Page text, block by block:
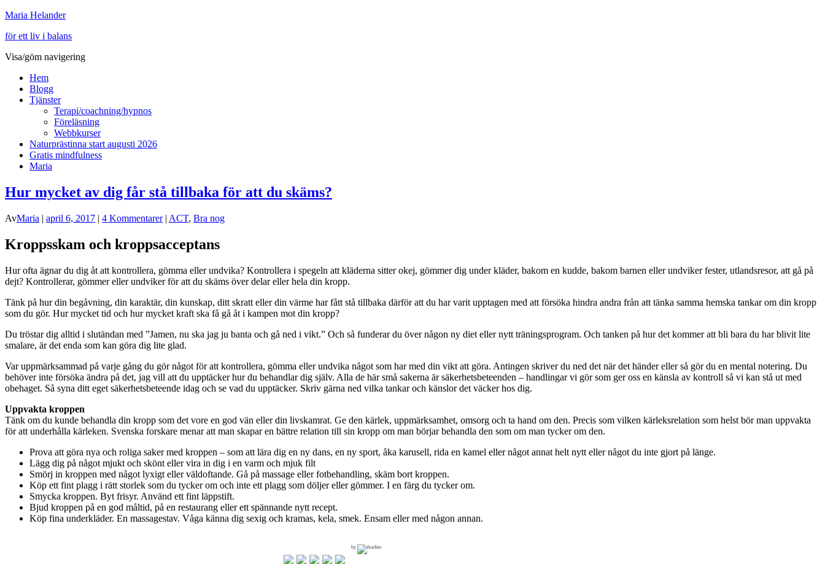
Maria Helander
för ett liv i balans
Visa/göm navigering
Hem
Blogg
Tjänster
Terapi/coachning/hypnos
Föreläsning
Webbkurser
Naturprästinna start augusti 2026
Gratis mindfulness
Maria
Hur mycket av dig får stå tillbaka för att du skäms?
AvMaria | april 6, 2017 | 4 Kommentarer| ACT, Bra nog
Kroppsskam och kroppsacceptans
Hur ofta ägnar du dig åt att kontrollera, gömma eller undvika? Kontrollera i spegeln att kläderna sitter okej, gömmer dig under kläder, bakom en kudde, bakom barnen eller undviker fester, utlandsresor, att gå på
dejt? Kontrollerar, gömmer eller undviker för att du skäms över delar eller hela din kropp.
Tänk på hur din begåvning, din karaktär, din kunskap, ditt skratt eller din värme har fått stå tillbaka därför att du har varit upptagen med att försöka hindra andra från att tänka samma hemska tankar om din kropp
som du gör. Hur mycket tid och hur mycket kraft ska få gå åt i kampen mot din kropp?
Du tröstar dig alltid i slutändan med ”Jamen, nu ska jag ju banta och gå ned i vikt.” Och så funderar du över någon ny diet eller nytt träningsprogram. Och tanken på hur det kommer att bli bara du har blivit lite
smalare, är det enda som kan göra dig lite glad.
Var uppmärksammad på varje gång du gör något för att kontrollera, gömma eller undvika något som har med din vikt att göra. Antingen skriver du ned det när det händer eller så gör du en mental notering. Du
behöver inte försöka ändra på det, jag vill att du upptäcker hur du behandlar dig själv. Alla de här små sakerna är säkerhetsbeteenden – handlingar vi gör som ger oss en känsla av kontroll så vi kan stå ut med
obehaget. Så syna ditt eget säkerhetsbeteende idag och se vad du upptäcker. Skriv gärna ned vilka tankar och känslor det väcker hos dig.
Uppvakta kroppen
Tänk om du kunde behandla din kropp som det vore en god vän eller din livskamrat. Ge den kärlek, uppmärksamhet, omsorg och ta hand om den. Precis som vilken kärleksrelation som helst bör man uppvakta
för att underhålla kärleken. Svenska forskare menar att man skapar en bättre relation till sin kropp om man börjar behandla den som om man tycker om den.
Prova att göra nya och roliga saker med kroppen – som att lära dig en ny dans, en ny sport, åka karusell, rida en kamel eller något annat helt nytt eller något du inte gjort på länge.
Lägg dig på något mjukt och skönt eller vira in dig i en varm och mjuk filt
Smörj in kroppen med något lyxigt eller väldoftande. Gå på massage eller fotbehandling, skäm bort kroppen.
Köp ett fint plagg i rätt storlek som du tycker om och inte ett plagg som döljer eller gömmer. I en färg du tycker om.
Smycka kroppen. Byt frisyr. Använd ett fint läppstift.
Bjud kroppen på en god måltid, på en restaurang eller ett spännande nytt recept.
Köp fina underkläder. En massagestav. Våga känna dig sexig och kramas, kela, smek. Ensam eller med någon annan.
by